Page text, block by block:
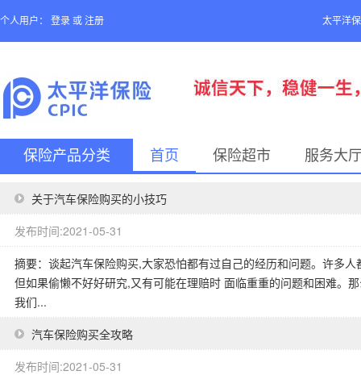
个人用户： 登录 或 注册 太平洋
保险产品分类 首页 保险超市 服务大
关于汽车保险购买的小技巧
发布时间:2021-05-31
摘要：谈起汽车保险购买,大家恐怕都有过自己的经历和问题。许多
但如果偷懒不好好研究,又有可能在理赔时 面临重重的问题和困难。
我们...
汽车保险购买全攻略
发布时间:2021-05-31